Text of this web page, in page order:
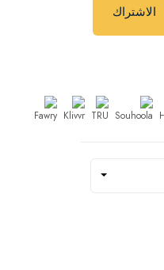
الاشتراك